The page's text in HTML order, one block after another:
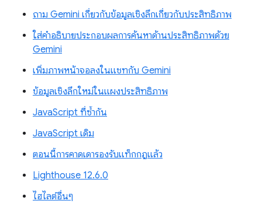
ถาม Gemini เกี่ยวกับข้อมูลเชิงลึกเกี่ยวกับประสิทธิภาพ
ใส่คำอธิบายประกอบผลการค้นหาด้านประสิทธิภาพด้วย
Gemini
เพิ่มภาพหน้าจอลงในแชทกับ Gemini
ข้อมูลเชิงลึกใหม่ในแผงประสิทธิภาพ
JavaScript ที่ซ้ำกัน
JavaScript เดิม
ตอนนี้การคาดเดารองรับแท็กกฎแล้ว
Lighthouse 12.6.0
ไฮไลต์อื่นๆ